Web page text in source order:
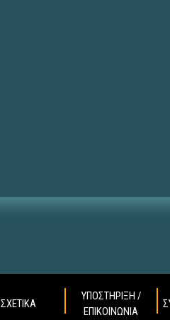
ΣΧΕΤΙΚΑ
ΥΠΟΣΤΗΡΙΞΗ /
ΕΠΙΚΟΙΝΩΝΙΑ